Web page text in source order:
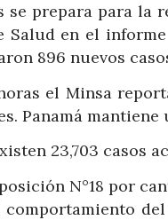
se prepara para la
Salud en el
896 nuevos
el Minsa
Panamá
23,703 casos
N°18 por
del